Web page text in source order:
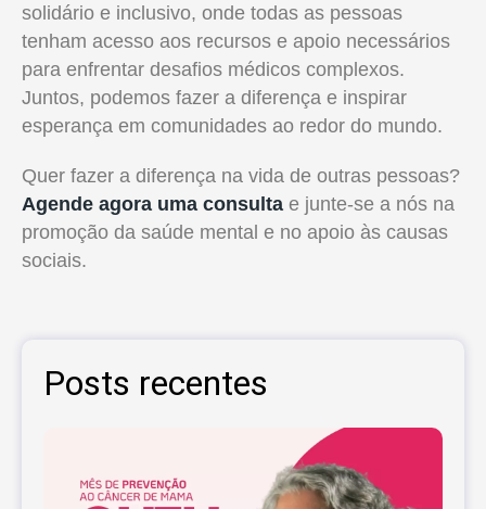
solidário e inclusivo, onde todas as pessoas
tenham acesso aos recursos e apoio necessários
para enfrentar desafios médicos complexos.
Juntos, podemos fazer a diferença e inspirar
esperança em comunidades ao redor do mundo.
Quer fazer a diferença na vida de outras pessoas?
Agende agora uma consulta e junte-se a nós na
promoção da saúde mental e no apoio às causas
sociais.
Posts recentes